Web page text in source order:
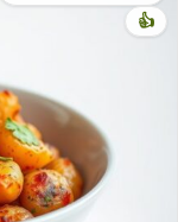
👍